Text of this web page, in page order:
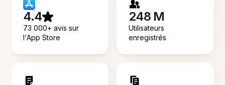
4.4
73 000+ avis sur
l'App Store
248 M
Utilisateurs
enregistrés